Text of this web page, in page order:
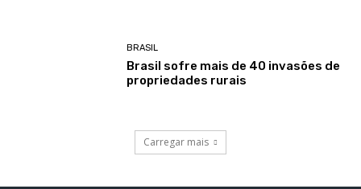
BRASIL
Brasil sofre mais de 40 invasões de
propriedades rurais
Carregar mais